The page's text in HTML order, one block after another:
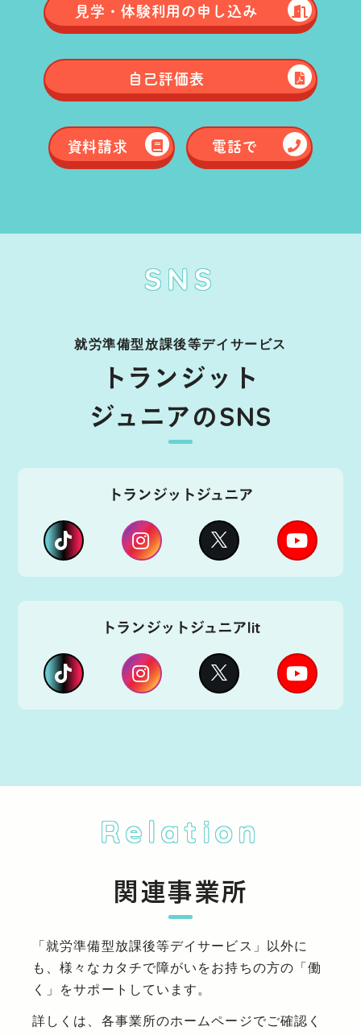
見学・体験利用の申し込み
自己評価表
資料請求 電話で
SNS
就労準備型放課後等デイサービス
トランジット
ジュニアのSNS
トランジットジュニア
トランジットジュニアlit
Relation
関連事業所
「就労準備型放課後等デイサービス」以外に
も、様々なカタチで障がいをお持ちの方の「働
く」をサポートしています。
詳しくは、各事業所のホームページでご確認く